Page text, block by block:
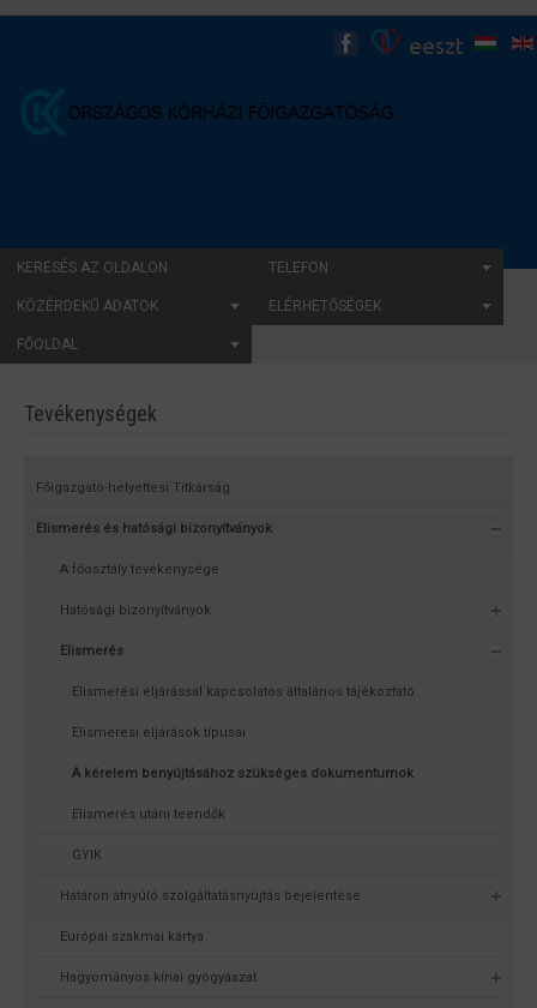
KERESÉS AZ OLDALON TELEFON
KÖZÉRDEKŰ ADATOK ELÉRHETŐSÉGEK
FŐOLDAL
Tevékenységek
Főigazgató-helyettesi Titkárság
Elismerés és hatósági bizonyítványok
A főosztály tevékenysége
Hatósági bizonyítványok
Elismerés
Elismerési eljárással kapcsolatos általános tájékoztató
Elismerési eljárások típusai
A kérelem benyújtásához szükséges dokumentumok
Elismerés utáni teendők
GYIK
Határon átnyúló szolgáltatásnyújtás bejelentése
Európai szakmai kártya
Hagyományos kínai gyógyászat